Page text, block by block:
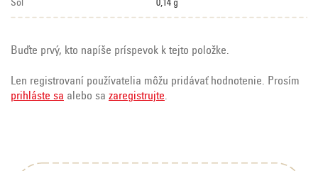
Soľ 0,14 g
Buďte prvý, kto napíše príspevok k tejto položke.
Len registrovaní používatelia môžu pridávať hodnotenie. Prosím
prihláste sa alebo sa zaregistrujte.